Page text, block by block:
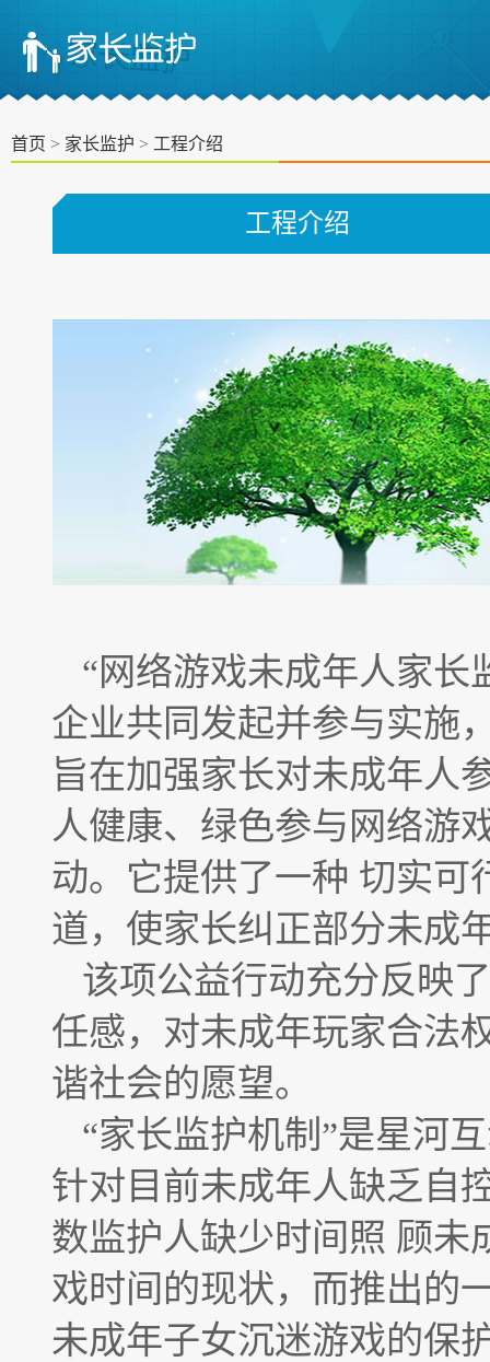
首页 > 家长监护 > 工程介绍
工程介绍
“网络游戏未成年人家长
企业共同发起并参与实施
旨在加强家长对未成年人
人健康、绿色参与网络游
动。它提供了一种 切实可
道，使家长纠正部分未成
该项公益行动充分反映
任感，对未成年玩家合法
谐社会的愿望。
“家长监护机制”是星河
针对目前未成年人缺乏自
数监护人缺少时间照 顾未
戏时间的现状，而推出的
未成年子女沉迷游戏的保